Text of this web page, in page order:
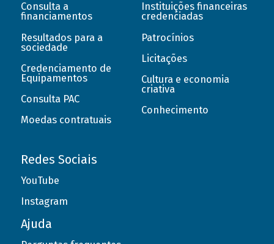
Consulta a
financiamentos
Resultados para a
sociedade
Credenciamento de
Equipamentos
Consulta PAC
Moedas contratuais
Instituições financeiras
credenciadas
Patrocínios
Licitações
Cultura e economia
criativa
Conhecimento
Redes Sociais
YouTube
Instagram
Ajuda